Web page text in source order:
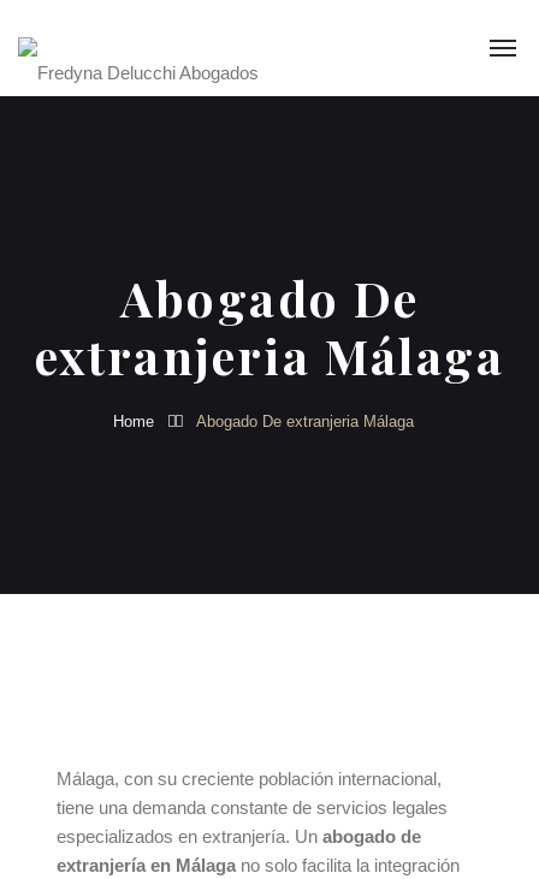
Abogado De
extranjeria Málaga
Home Abogado De extranjeria Málaga
Málaga, con su creciente población internacional,
tiene una demanda constante de servicios legales
especializados en extranjería. Un abogado de
extranjería en Málaga no solo facilita la integración